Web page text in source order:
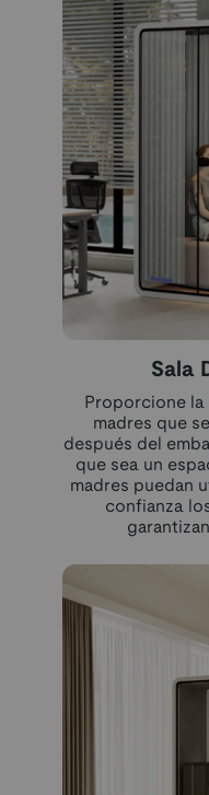
Sala
Proporcione la
madres que
después del
que sea un
madres puedan
confianza